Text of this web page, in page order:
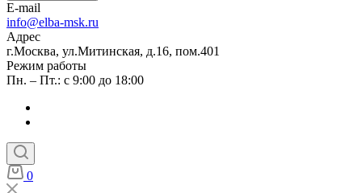
E-mail
info@elba-msk.ru
Адрес
г.Москва, ул.Митинская, д.16, пом.401
Режим работы
Пн. – Пт.: с 9:00 до 18:00
0